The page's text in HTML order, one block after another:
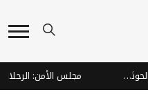
ردع عسكري واسع: القوات الحكومية تهاجم مواقع الحوثيين في الجوف ومحاور التماس